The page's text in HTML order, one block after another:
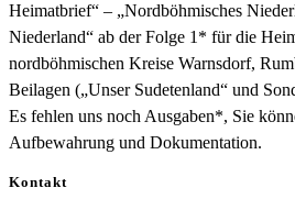
Heimatbrief“ – „Nordböhmisches
Niederland“ ab der Folge 1* für die
nordböhmischen Kreise Warnsdorf,
Beilagen („Unser Sudetenland“ und
Es fehlen uns noch Ausgaben*, Sie
Aufbewahrung und Dokumentation.
Kontakt